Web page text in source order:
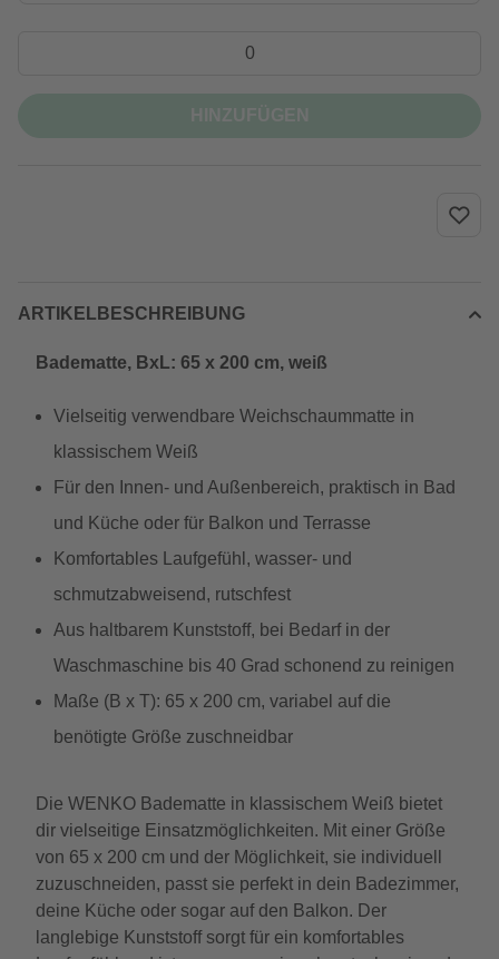
ARTIKELBESCHREIBUNG
Badematte, BxL: 65 x 200 cm, weiß
Vielseitig verwendbare Weichschaummatte in
klassischem Weiß
Für den Innen- und Außenbereich, praktisch in Bad
und Küche oder für Balkon und Terrasse
Komfortables Laufgefühl, wasser- und
schmutzabweisend, rutschfest
Aus haltbarem Kunststoff, bei Bedarf in der
Waschmaschine bis 40 Grad schonend zu reinigen
Maße (B x T): 65 x 200 cm, variabel auf die
benötigte Größe zuschneidbar
Die WENKO Badematte in klassischem Weiß bietet
dir vielseitige Einsatzmöglichkeiten. Mit einer Größe
von 65 x 200 cm und der Möglichkeit, sie individuell
zuzuschneiden, passt sie perfekt in dein Badezimmer,
deine Küche oder sogar auf den Balkon. Der
langlebige Kunststoff sorgt für ein komfortables